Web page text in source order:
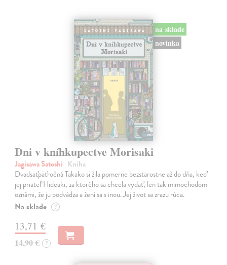
na sklade
novinka
Dni v kníhkupectve Morisaki
Jagisawa Satoshi | Kniha
Dvadsaťpäťročná Takako si žila pomerne bezstarostne až do dňa, keď
jej priateľ Hideaki, za ktorého sa chcela vydať, len tak mimochodom
oznámi, že ju podvádza a žení sa s inou. Jej život sa zrazu rúca.
Na sklade ?
13,71 €
14,90 € ?